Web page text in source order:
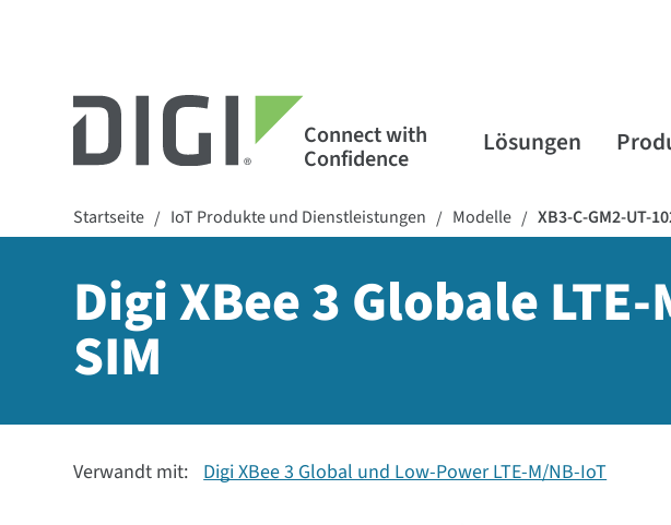
Connect with
Confidence Lösungen
Startseite / IoT Produkte und Dienstleistungen / Modelle / XB3-C-GM2-UT-
Digi XBee 3 Globale
SIM
Verwandt mit: Digi XBee 3 Global und Low-Power LTE-M/NB-IoT